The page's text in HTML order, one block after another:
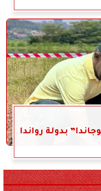
بدولة رواندا